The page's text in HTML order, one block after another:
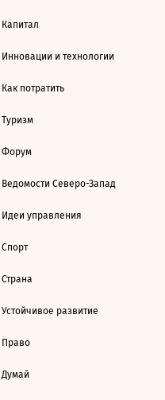
Капитал
Инновации и технологии
Как потратить
Туризм
Форум
Ведомости Северо-Запад
Идеи управления
Спорт
Страна
Устойчивое развитие
Право
Думай